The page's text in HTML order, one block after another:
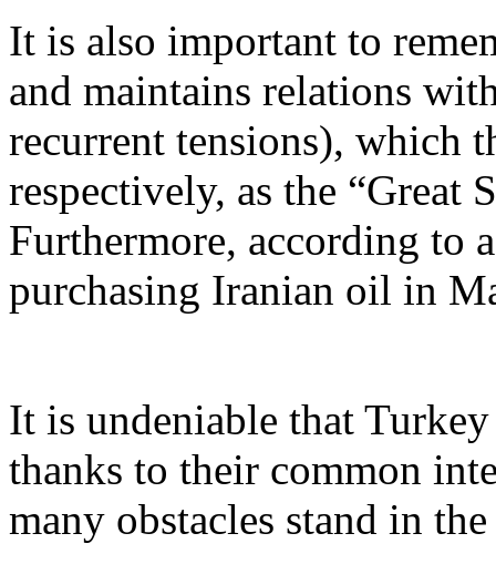
It is also important to
and maintains relations
recurrent tensions), which
respectively, as the “Great
Furthermore, according to
purchasing Iranian oil in
It is undeniable that
thanks to their common
many obstacles stand in